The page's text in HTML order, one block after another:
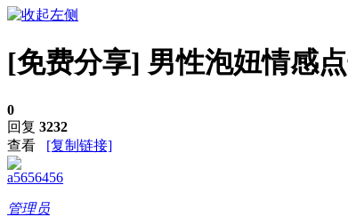
[免费分享] 男性泡妞情感
0
回复 3232
查看
[复制链接]
a5656456
管理员